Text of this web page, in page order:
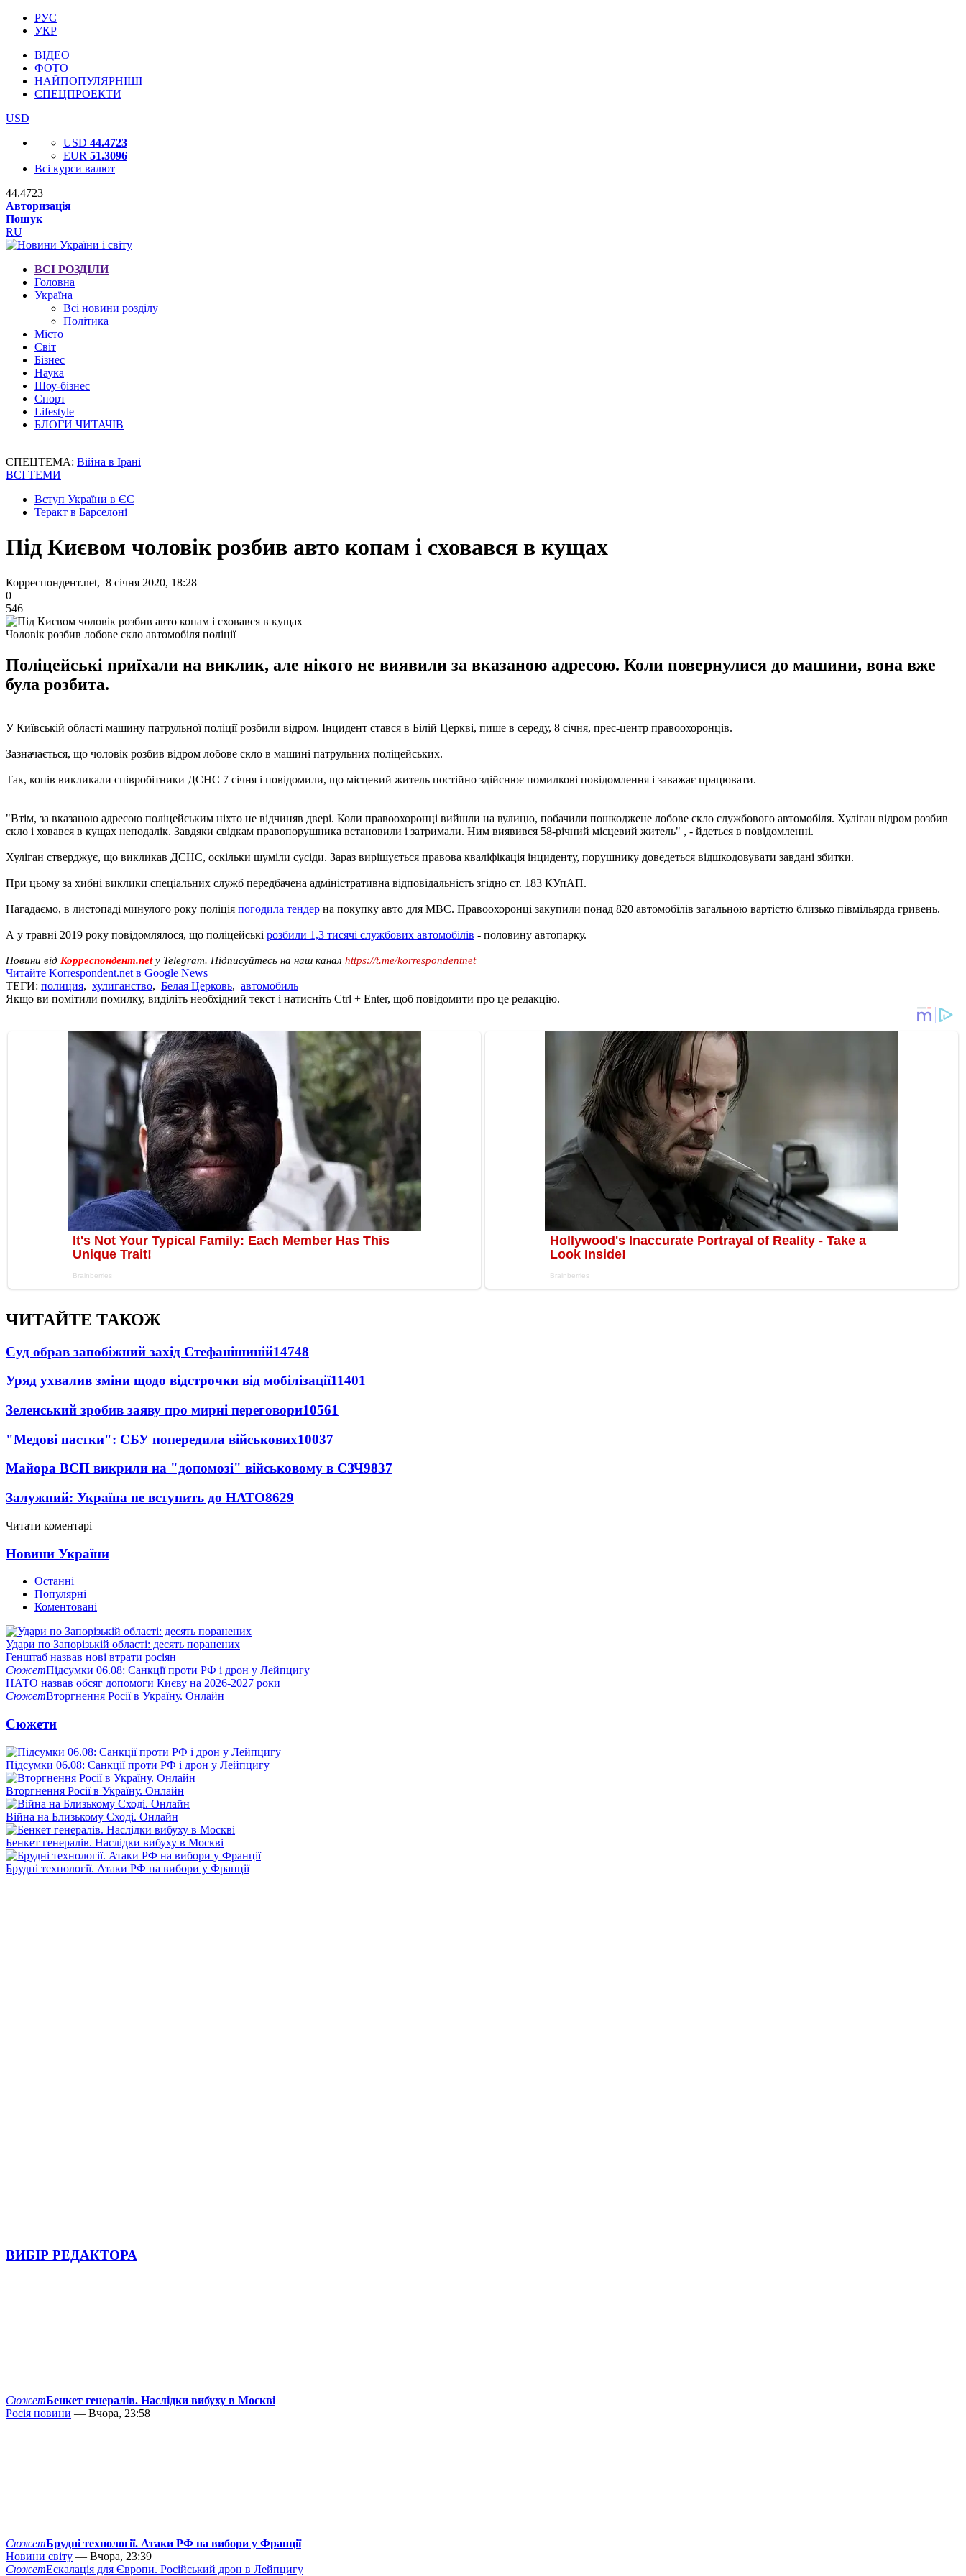
РУС
УКР
ВІДЕО
ФОТО
НАЙПОПУЛЯРНІШІ
СПЕЦПРОЕКТИ
USD
USD 44.4723
EUR 51.3096
Всі курси валют
44.4723
Авторизація
Пошук
RU
ВСІ РОЗДІЛИ
Головна
Україна
Всі новини розділу
Політика
Місто
Світ
Бізнес
Наука
Шоу-бізнес
Спорт
Lifestyle
БЛОГИ ЧИТАЧІВ
СПЕЦТЕМА: Війна в Ірані
ВСІ ТЕМИ
Вступ України в ЄС
Теракт в Барселоні
Під Києвом чоловік розбив авто копам і сховався в кущах
Корреспондент.net, 8 січня 2020, 18:28
0
546
Чоловік розбив лобове скло автомобіля поліції
Поліцейські приїхали на виклик, але нікого не виявили за вказаною адресою. Коли повернулися до машини, вона вже
була розбита.
У Київській області машину патрульної поліції розбили відром. Інцидент стався в Білій Церкві, пише в середу, 8 січня, прес-центр правоохоронців.
Зазначається, що чоловік розбив відром лобове скло в машині патрульних поліцейських.
Так, копів викликали співробітники ДСНС 7 січня і повідомили, що місцевий житель постійно здійснює помилкові повідомлення і заважає працювати.
"Втім, за вказаною адресою поліцейським ніхто не відчиняв двері. Коли правоохоронці вийшли на вулицю, побачили пошкоджене лобове скло службового автомобіля. Хуліган відром розбив
скло і ховався в кущах неподалік. Завдяки свідкам правопорушника встановили і затримали. Ним виявився 58-річний місцевий житель" , - йдеться в повідомленні.
Хуліган стверджує, що викликав ДСНС, оскільки шуміли сусіди. Зараз вирішується правова кваліфікація інциденту, порушнику доведеться відшкодовувати завдані збитки.
При цьому за хибні виклики спеціальних служб передбачена адміністративна відповідальність згідно ст. 183 КУпАП.
Нагадаємо, в листопаді минулого року поліція погодила тендер на покупку авто для МВС. Правоохоронці закупили понад 820 автомобілів загальною вартістю близько півмільярда гривень.
А у травні 2019 року повідомлялося, що поліцейські розбили 1,3 тисячі службових автомобілів - половину автопарку.
Новини від Корреспондент.netу Telegram. Підписуйтесь на наш канал https://t.me/korrespondentnet
Читайте Korrespondent.net в Google News
ТЕГИ: полиция, хулиганство, Белая Церковь, автомобиль
Якщо ви помітили помилку, виділіть необхідний текст і натисніть Ctrl + Enter, щоб повідомити про це редакцію.
ЧИТАЙТЕ ТАКОЖ
Суд обрав запобіжний захід Стефанішиній14748
Уряд ухвалив зміни щодо відстрочки від мобілізації11401
Зеленський зробив заяву про мирні переговори10561
"Медові пастки": СБУ попередила військових10037
Майора ВСП викрили на "допомозі" військовому в СЗЧ9837
Залужний: Україна не вступить до НАТО8629
Читати коментарі
Новини України
Останні
Популярні
Коментовані
Удари по Запорізькій області: десять поранених
Генштаб назвав нові втрати росіян
СюжетПідсумки 06.08: Санкції проти РФ і дрон у Лейпцигу
НАТО назвав обсяг допомоги Києву на 2026-2027 роки
СюжетВторгнення Росії в Україну. Онлайн
Сюжети
Підсумки 06.08: Санкції проти РФ і дрон у Лейпцигу
Вторгнення Росії в Україну. Онлайн
Війна на Близькому Сході. Онлайн
Бенкет генералів. Наслідки вибуху в Москві
Брудні технології. Атаки РФ на вибори у Франції
ВИБІР РЕДАКТОРА
СюжетБенкет генералів. Наслідки вибуху в Москві
Росія новини — Вчора, 23:58
СюжетБрудні технології. Атаки РФ на вибори у Франції
Новини світу — Вчора, 23:39
СюжетЕскалація для Європи. Російський дрон в Лейпцигу